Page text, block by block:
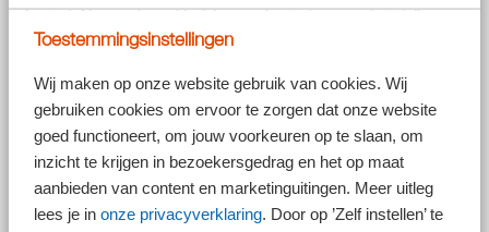
Toestemmingsinstellingen
Wij maken op onze website gebruik van cookies. Wij
gebruiken cookies om ervoor te zorgen dat onze website
goed functioneert, om jouw voorkeuren op te slaan, om
inzicht te krijgen in bezoekersgedrag en het op maat
aanbieden van content en marketinguitingen. Meer uitleg
lees je in onze privacyverklaring. Door op ’Zelf instellen’ te
de winst. Als er op bepaalde delen van de winst een winstvrijstelling
geldt, kunnen er dan toch zakelijke kosten in mindering worden